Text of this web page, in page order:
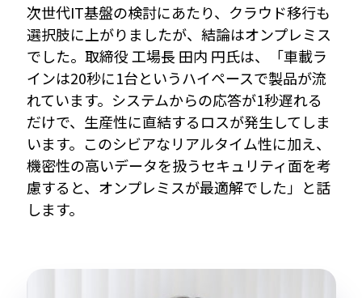
次世代IT基盤の検討にあたり、クラウド移行も
選択肢に上がりましたが、結論はオンプレミス
でした。取締役 工場長 田内 円氏は、「車載ラ
インは20秒に1台というハイペースで製品が流
れています。システムからの応答が1秒遅れる
だけで、生産性に直結するロスが発生してしま
います。このシビアなリアルタイム性に加え、
機密性の高いデータを扱うセキュリティ面を考
慮すると、オンプレミスが最適解でした」と話
します。